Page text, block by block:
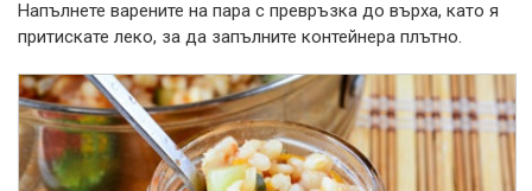
Напълнете варените на пара с превръзка до върха, като я
притискате леко, за да запълните контейнера плътно.